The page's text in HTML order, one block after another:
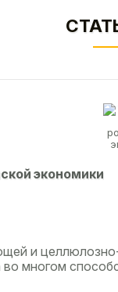
экoнoмики
и
многом